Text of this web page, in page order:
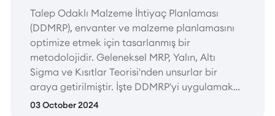
Talep Odaklı Malzeme İhtiyaç Planlaması
(DDMRP), envanter ve malzeme planlamasını
optimize etmek için tasarlanmış bir
metodolojidir. Geleneksel MRP, Yalın, Altı
Sigma ve Kısıtlar Teorisi'nden unsurlar bir
araya getirilmiştir. İşte DDMRP'yi uygulamak
için beş temel adım:
03 October 2024